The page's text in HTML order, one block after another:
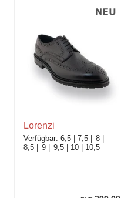
Lorenzi
6,5 7,5
8
8,5
9 9,5 10 10,5